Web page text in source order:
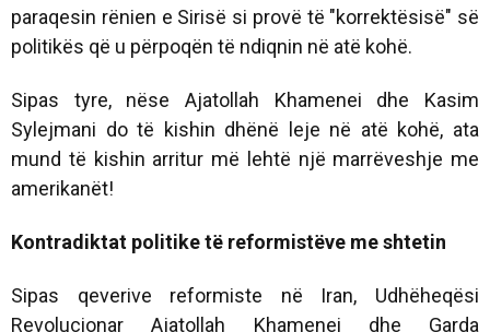
paraqesin rënien e Sirisë si provë të "korrektësisë" së
politikës që u përpoqën të ndiqnin në atë kohë.
Sipas tyre, nëse Ajatollah Khamenei dhe Kasim
Sylejmani do të kishin dhënë leje në atë kohë, ata
mund të kishin arritur më lehtë një marrëveshje me
amerikanët!
Kontradiktat politike të reformistëve me shtetin
Sipas qeverive reformiste në Iran, Udhëheqësi
Revolucionar Ajatollah Khamenei dhe Garda